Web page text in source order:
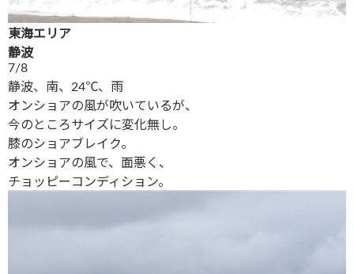
東海エリア
静波
7/8
静波、南、24℃、雨
オンショアの風が吹いているが、
今のところサイズに変化無し。
膝のショアブレイク。
オンショアの風で、面悪く、
チョッピーコンディション。